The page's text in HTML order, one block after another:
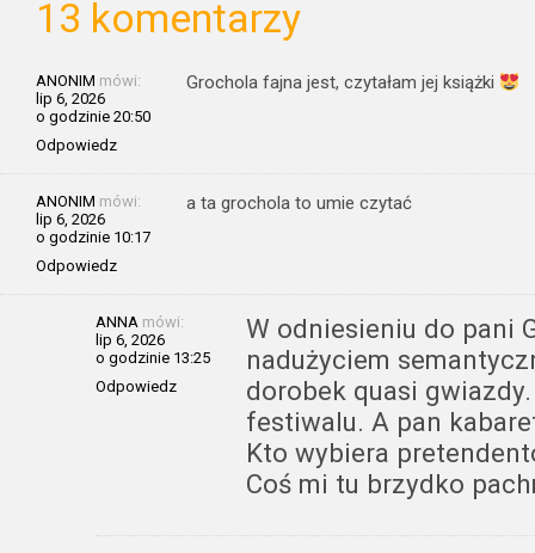
13 komentarzy
ANONIM mówi:
lip 6, 2026
o godzinie 20:50
Odpowiedz
Grochola fajna jest, czytałam jej książki
ANONIM mówi:
lip 6, 2026
o godzinie 10:17
Odpowiedz
a ta grochola to umie czytać
ANNA mówi:
lip 6, 2026
o godzinie 13:25
Odpowiedz
W odniesieniu do pani
nadużyciem
dorobek quasi
festiwalu. A pan
Kto wybiera
Coś mi tu brzydko